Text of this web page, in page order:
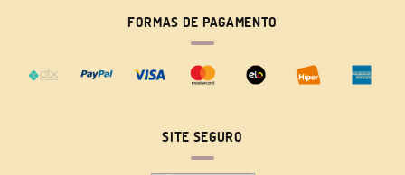
FORMAS DE PAGAMENTO
SITE SEGURO